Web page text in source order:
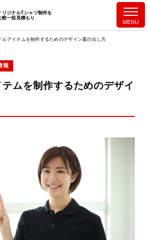
リジナルTシャツ制作を
較一括見積もり
ルアイテムを制作するためのデザイン案の出し方
報
ムを制作するためのデザイ
MENU